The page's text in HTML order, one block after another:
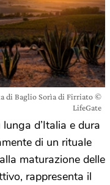
di Baglio Sorìa di Firriato ©
LifeGate
d’Italia e dura
di un rituale
maturazione delle
rappresenta il